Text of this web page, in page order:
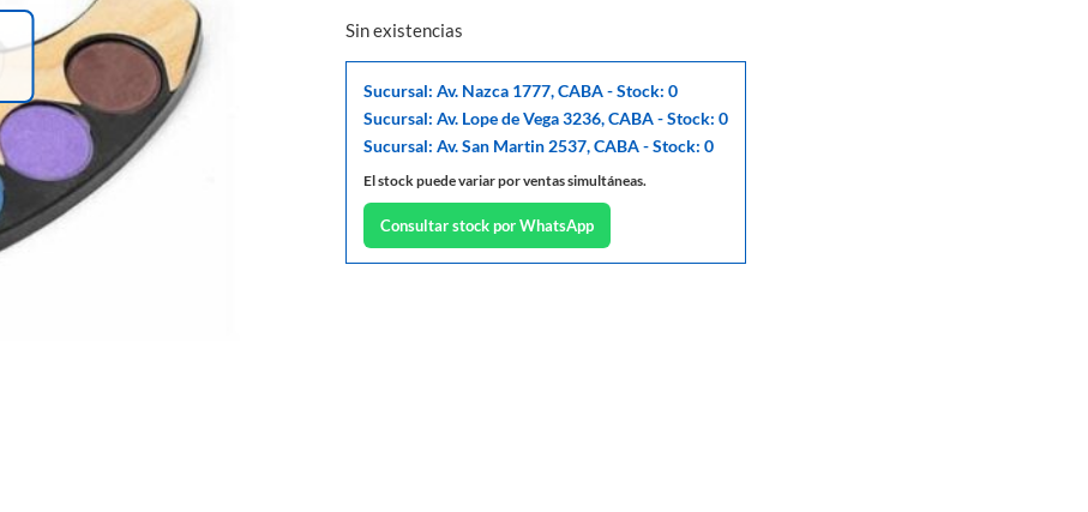
Sin existencias
Sucursal: Av. Nazca 1777, CABA - Stock: 0
Sucursal: Av. Lope de Vega 3236, CABA - Stock: 0
Sucursal: Av. San Martin 2537, CABA - Stock: 0
El stock puede variar por ventas simultáneas.
Consultar stock por WhatsApp